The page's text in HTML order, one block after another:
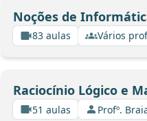
Noções de
83 aulas Vários
Raciocínio Lógico e
51 aulas Profº.